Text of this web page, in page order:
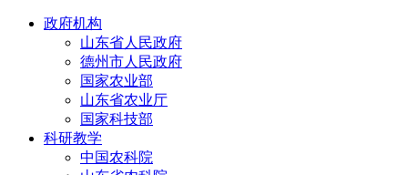
政府机构
山东省人民政府
德州市人民政府
国家农业部
山东省农业厅
国家科技部
科研教学
中国农科院